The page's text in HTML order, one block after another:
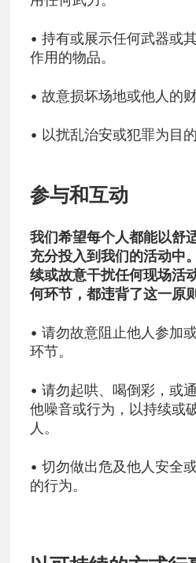
• 持有或展示任何武器或
作用的物品。
• 故意损坏场地或他人的财
• 以扰乱治安或犯罪为目
参与和互动
我们希望每个人都能以舒
充分投入到我们的活动中
续或故意干扰任何现场活
何环节，都违背了这一原则
• 请勿故意阻止他人参加
环节。
• 请勿起哄、喝倒彩，或
他噪音或行为，以持续或
人。
• 切勿做出危及他人安全
的行为。